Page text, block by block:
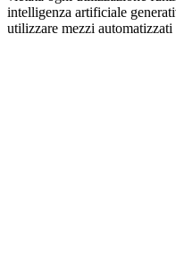
intelligenza artificiale
utilizzare mezzi automatizzati